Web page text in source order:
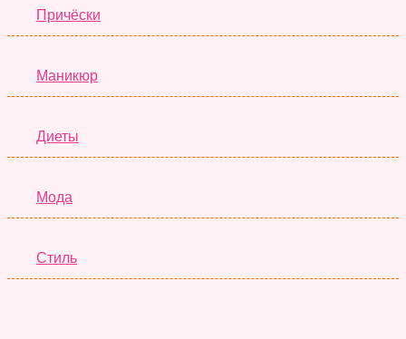
Причёски
Маникюр
Диеты
Мода
Стиль